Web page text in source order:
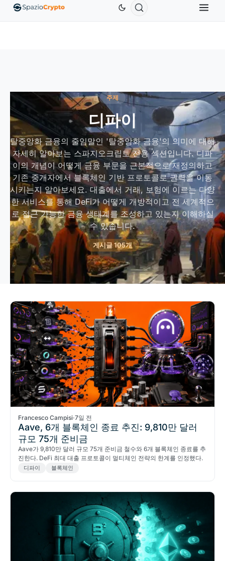
EthereumETHUS$1,880.58 TetherUSDT ↑0.00% BNB
주제
디파이
탈중앙화 금융의 줄임말인 '탈중앙화 금융'의 의미에 대해
자세히 알아보는 스파지오크립토 전용 섹션입니다. 디파
이의 개념이 어떻게 금융 부문을 근본적으로 재정의하고
기존 중개자에서 블록체인 기반 프로토콜로 권력을 이동
시키는지 알아보세요. 대출에서 거래, 보험에 이르는 다양
한 서비스를 통해 DeFi가 어떻게 개방적이고 전 세계적으
로 접근 가능한 금융 생태계를 조성하고 있는지 이해하실
수 있습니다.
게시글 105개
Francesco Campisi·7일 전
Aave, 6개 블록체인 종료 추진: 9,810만 달러
규모 75개 준비금
Aave가 9,810만 달러 규모 75개 준비금 철수와 6개 블록체인 종료를 추
진한다. DeFi 최대 대출 프로토콜이 멀티체인 전략의 한계를 인정했다.
디파이 블록체인